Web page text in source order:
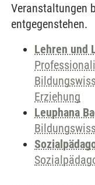
Veranstaltungen
entgegenstehen.
Lehren und
Erziehung
Leuphana